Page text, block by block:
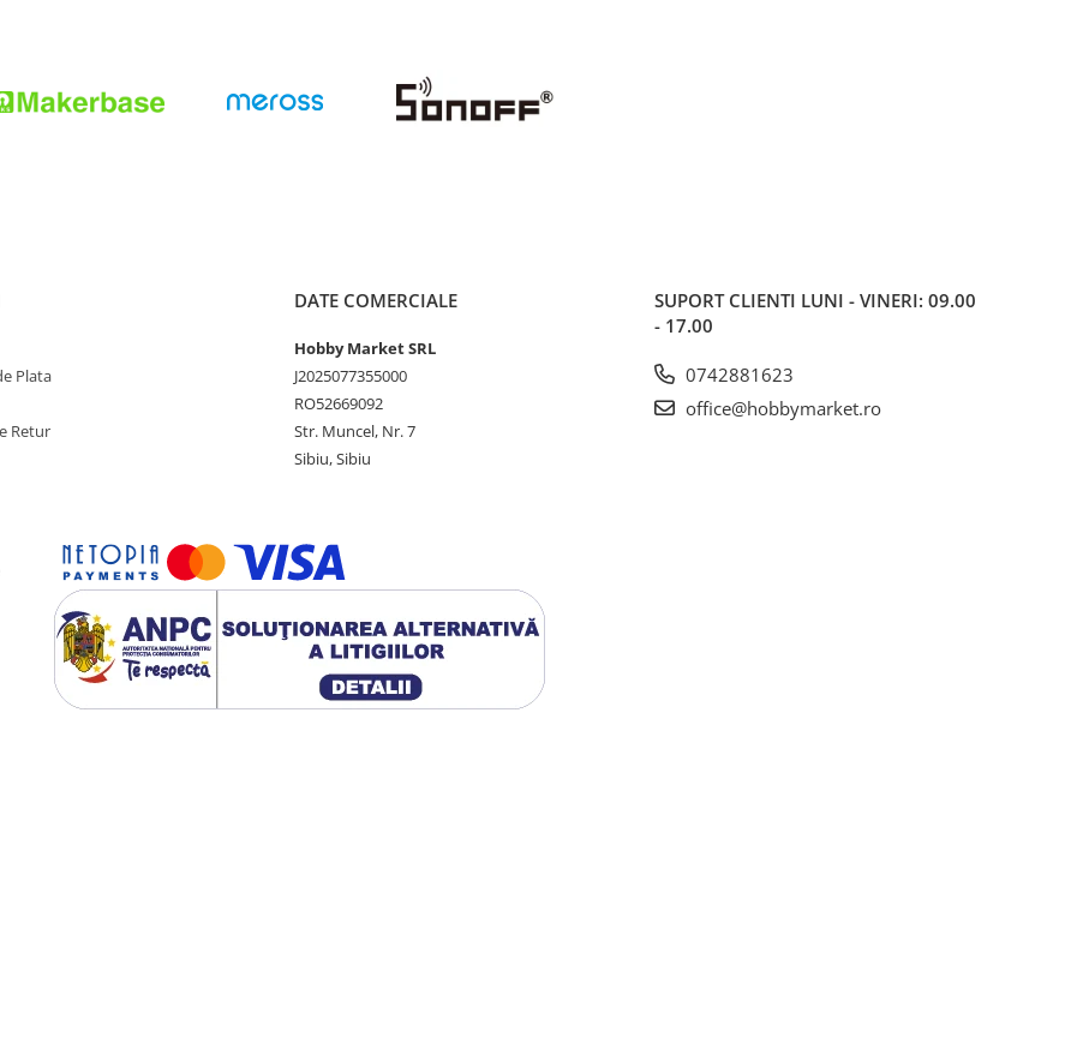
Plata
Retur
DATE COMERCIALE
Hobby Market SRL
J2025077355000
RO52669092
Str. Muncel, Nr. 7
Sibiu, Sibiu
SUPORT CLIENTI LUNI - VINERI: 09.00
- 17.00
0742881623
office@hobbymarket.ro